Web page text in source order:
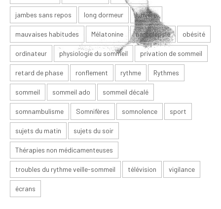
jambes sans repos long dormeur lumière
mauvaises habitudes Mélatonine narcolepsie obésité
ordinateur physiologie du sommeil privation de sommeil
retard de phase ronflement rythme Rythmes
sommeil sommeil ado sommeil décalé
somnambulisme Somnifères somnolence sport
sujets du matin sujets du soir
Thérapies non médicamenteuses
troubles du rythme veille-sommeil télévision vigilance
écrans